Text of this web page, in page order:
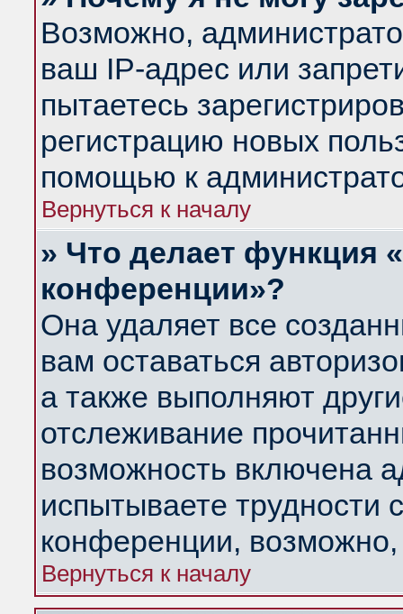
Возможно,
ваш IP-адрес или
пытаетесь
регистрацию новых
помощью к
Вернуться к началу
» Что делает функция
конференции»?
Она удаляет все
вам оставаться
а также выполняют
отслеживание
возможность включена
испытываете трудности
конференции,
Вернуться к началу